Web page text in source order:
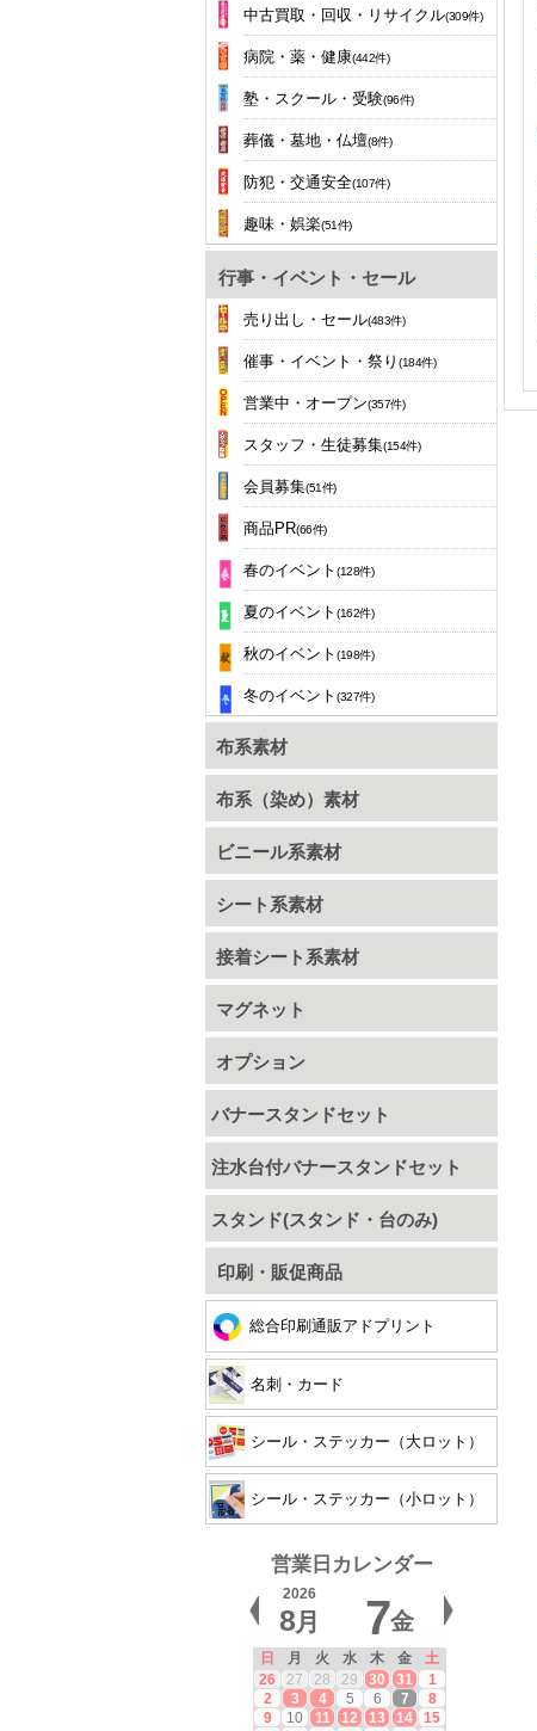
中古買取・回収・リサイクル(309件)
病院・薬・健康(442件)
塾・スクール・受験(96件)
葬儀・墓地・仏壇(8件)
防犯・交通安全(107件)
趣味・娯楽(51件)
行事・イベント・セール
売り出し・セール(483件)
催事・イベント・祭り (184件)
営業中・オープン(357件)
スタッフ・生徒募集(154件)
会員募集(51件)
商品PR(66件)
春のイベント (128件)
夏のイベント (162件)
秋のイベント (198件)
冬のイベント (327件)
布系素材
布系（染め）素材
ビニール系素材
シート系素材
接着シート系素材
マグネット
オプション
バナースタンドセット
注水台付バナースタンドセット
スタンド(スタンド・台のみ)
印刷・販促商品
総合印刷通販アドプリント
名刺・カード
シール・ステッカー（大ロット）
シール・ステッカー（小ロット）
営業日カレンダー
2026
8月 7金
日 月 火 水 木 金
土
26
27 28 29 30 31
1
2
3 4 5 6 7
8
9
10 11 12 13 14
15